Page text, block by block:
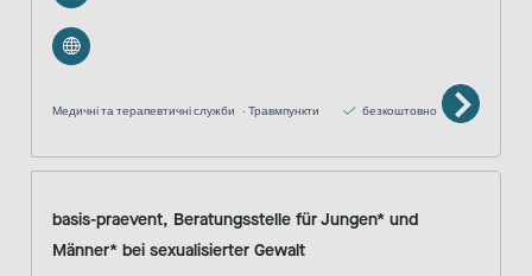
Медичні та терапевтичні служби Травмпункти безкоштовно
basis-praevent, Beratungsstelle für Jungen* und
Männer* bei sexualisierter Gewalt